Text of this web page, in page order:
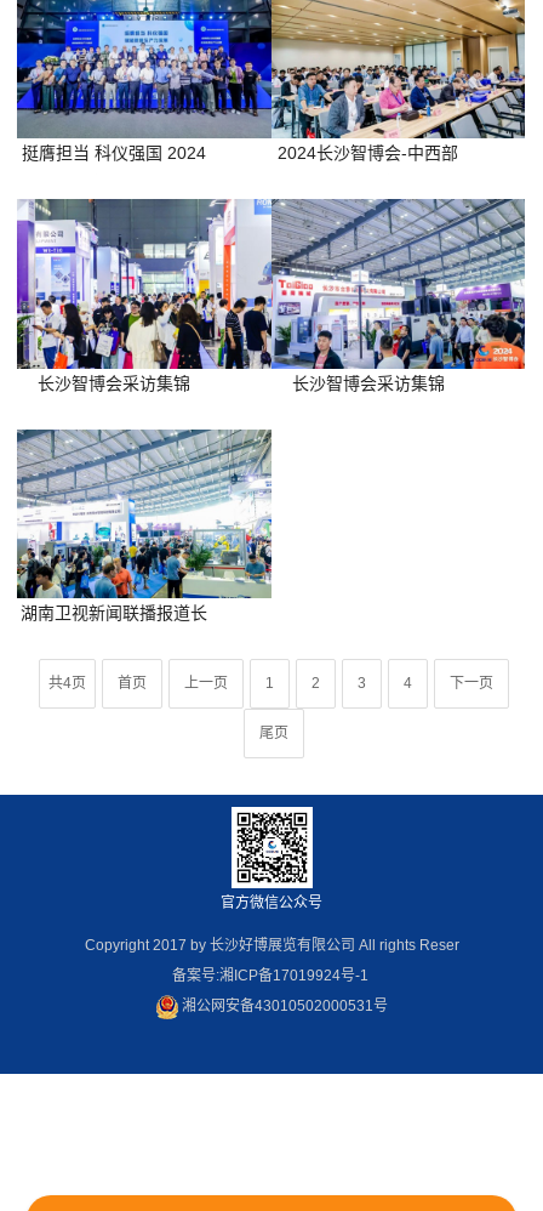
挺膺担当 科仪强国 2024
2024长沙智博会-中西部
保展暨湖南第七届表面处
理(电镀)技术研讨会成功
举办
长沙智博会采访集锦
流、盛恩、湖南进出口、
正邦等
长沙智博会采访集锦
湖南卫视新闻联播报道长
行业以旧换新的蓬勃发
展。
共4页 首页 上一页 1 2 3 4 下一页
尾页
官方微信公众号
Copyright 2017 by 长沙好博展览有限公司 All rights Reser
备案号:湘ICP备17019924号-1
湘公网安备43010502000531号